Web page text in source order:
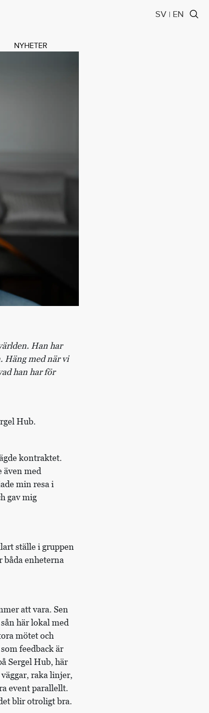
SV | EN
NYHETER
Han har
Häng med när vi
han har för
Hub.
kontraktet.
även med
min resa i
gav mig
ställe i gruppen
enheterna
att vara. Sen
här lokal med
mötet och
feedback är
Sergel Hub, här
raka linjer,
event parallellt.
blir otroligt bra.